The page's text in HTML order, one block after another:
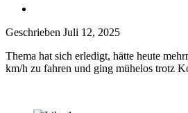
Geschrieben Juli 12, 2025
Thema hat sich erledigt, hätte heute
km/h zu fahren und ging mühelos trotz